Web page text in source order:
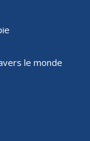
le monde